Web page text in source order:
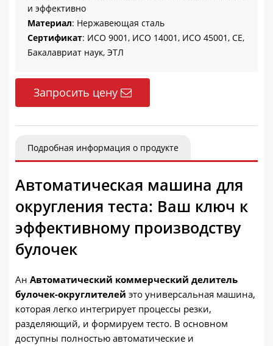
и эффективно
Материал: Нержавеющая сталь
Сертификат: ИСО 9001, ИСО 14001, ИСО 45001, CE,
Бакалавриат наук, ЭТЛ
Запросить цену
Подробная информация о продукте
Автоматическая машина для
округления теста: Ваш ключ к
эффективному производству
булочек
Ан Автоматический коммерческий делитель
булочек-округлителей это универсальная машина,
которая легко интегрирует процессы резки,
разделяющий, и формируем тесто. В основном
доступны полностью автоматические и